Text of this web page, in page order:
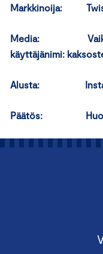
Markkinoija:
Media:
käyttäjänimi:
Alusta:
Päätös: